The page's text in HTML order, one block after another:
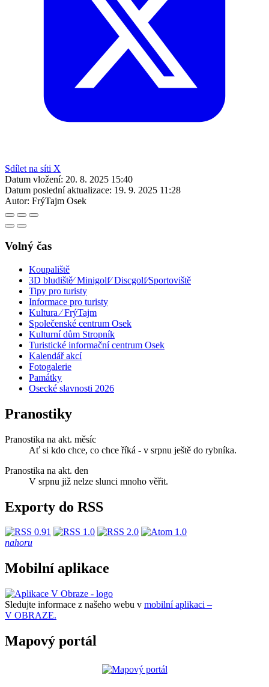
Sdílet na síti X
Datum vložení: 20. 8. 2025 15:40
Datum poslední aktualizace: 19. 9. 2025 11:28
Autor: FrýTajm Osek
Volný čas
Koupaliště
3D bludiště⁄ Minigolf⁄ Discgolf⁄Sportoviště
Tipy pro turisty
Informace pro turisty
Kultura ⁄ FrýTajm
Společenské centrum Osek
Kulturní dům Stropník
Turistické informační centrum Osek
Kalendář akcí
Fotogalerie
Památky
Osecké slavnosti 2026
Pranostiky
Pranostika na akt. měsíc
Ať si kdo chce, co chce říká - v srpnu ještě do rybníka.
Pranostika na akt. den
V srpnu již nelze slunci mnoho věřit.
Exporty do RSS
nahoru
Mobilní aplikace
Sledujte informace z našeho webu v mobilní aplikaci –
V OBRAZE.
Mapový portál